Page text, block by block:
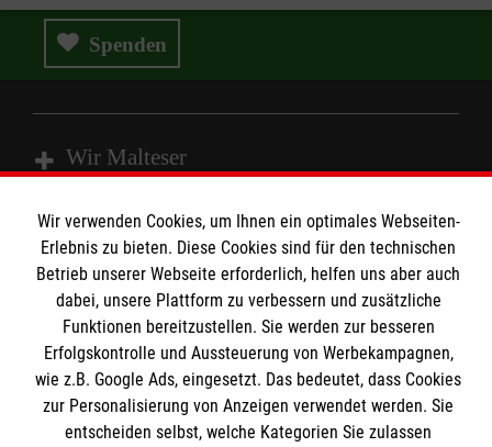
Spenden
Wir Malteser
Angebote & Leistungen
Kursangebote
Mitarbeiten
Stellenangebote
Wir Malteser
Informationen
Kontakt
Presse und Medien
Transparenz
Malteser online
Wir verwenden Cookies, um Ihnen ein optimales Webseiten-
Erlebnis zu bieten. Diese Cookies sind für den technischen
Betrieb unserer Webseite erforderlich, helfen uns aber auch
dabei, unsere Plattform zu verbessern und zusätzliche
Funktionen bereitzustellen. Sie werden zur besseren
Erfolgskontrolle und Aussteuerung von Werbekampagnen,
wie z.B. Google Ads, eingesetzt. Das bedeutet, dass Cookies
zur Personalisierung von Anzeigen verwendet werden. Sie
entscheiden selbst, welche Kategorien Sie zulassen